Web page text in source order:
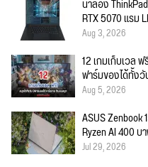
น่าลอง
RTX 5070 แรม
Aug 3, 2026
12 เกมเก็บเวล
ฟาร์มของได้ทั้ง
Aug 5, 2026
ASUS Zenbook
Ryzen AI 400 บ
Jul 29, 2026